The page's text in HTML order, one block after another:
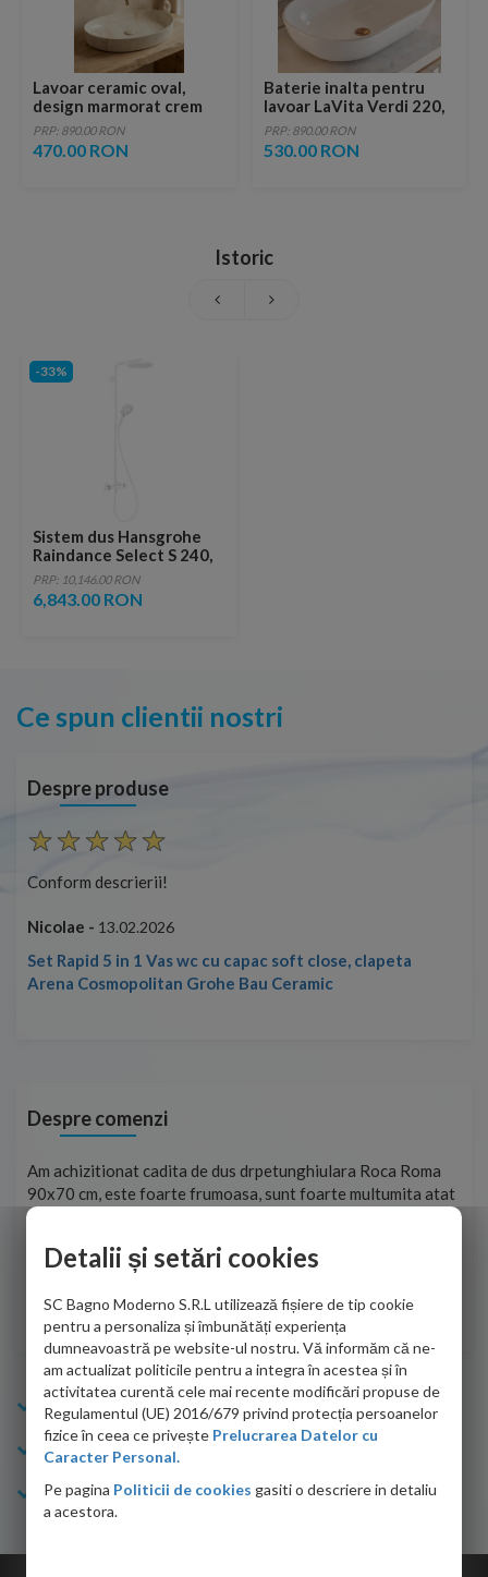
Lavoar ceramic oval,
design marmorat crem
lucios cu vene aurii,
ventil inclus
PRP: 890.00 RON
470.00 RON
Baterie inalta pentru
lavoar LaVita Verdi 220,
fara ventil, brushed
copper
PRP: 890.00 RON
530.00 RON
Istoric
-33%
Sistem dus Hansgrohe
Raindance Select S 240,
baterie termostatata,
alb mat
PRP: 10,146.00 RON
6,843.00 RON
Ce spun clientii nostri
Despre produse
Conform descrierii!
Nicolae - 13.02.2026
Set Rapid 5 in 1 Vas wc cu capac soft close, clapeta
Arena Cosmopolitan Grohe Bau Ceramic
Despre comenzi
Am achizitionat cadita de dus drpetunghiulara Roca Roma
90x70 cm, este foarte frumoasa, sunt foarte multumita atat
de personalul firmei dvs. cu care am colaborat in obtinerea
adus coletul in siguranta.Numai bine, va doresc!
Sofrone Viviana -28.07.2026
Info Bagno
Cumparaturi
Suport clienti
Detalii și setări cookies
SC Bagno Moderno S.R.L utilizează fișiere de tip cookie
pentru a personaliza și îmbunătăți experiența
dumneavoastră pe website-ul nostru. Vă informăm că ne-
am actualizat politicile pentru a integra în acestea și în
activitatea curentă cele mai recente modificări propuse de
Regulamentul (UE) 2016/679 privind protecția persoanelor
fizice în ceea ce privește Prelucrarea Datelor cu
Caracter Personal.
Pe pagina Politicii de cookies gasiti o descriere in detaliu
a acestora.